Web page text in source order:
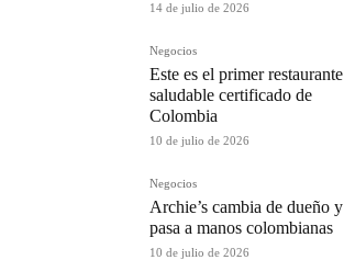
14 de julio de 2026
Negocios
Este es el primer restaurante
saludable certificado de
Colombia
10 de julio de 2026
Negocios
Archie’s cambia de dueño y
pasa a manos colombianas
10 de julio de 2026